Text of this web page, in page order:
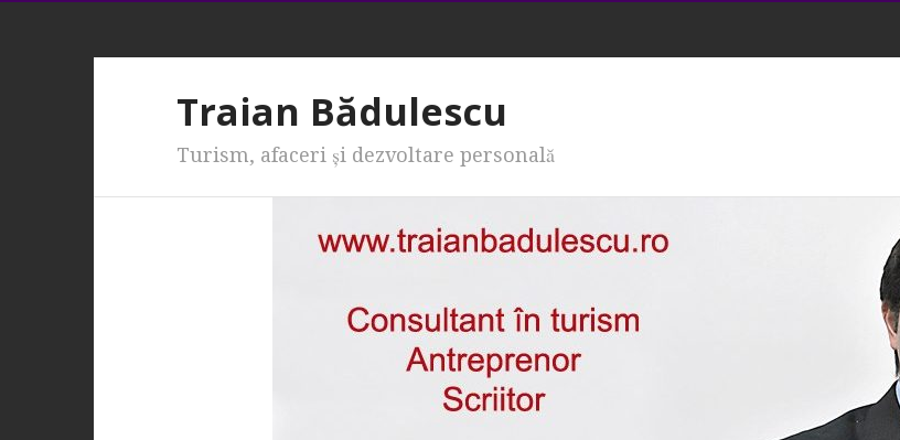
Traian Bădulescu
Turism, afaceri şi dezvoltare personală